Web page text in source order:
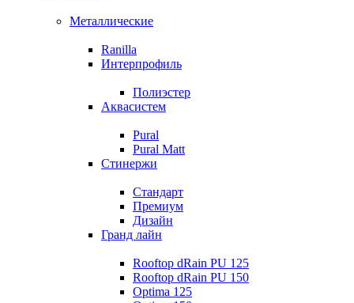
Металлические
Ranilla
Интерпрофиль
Полиэстер
Аквасистем
Pural
Pural Matt
Стинержи
Стандарт
Премиум
Дизайн
Гранд лайн
Rooftop dRain PU 125
Rooftop dRain PU 150
Optima 125